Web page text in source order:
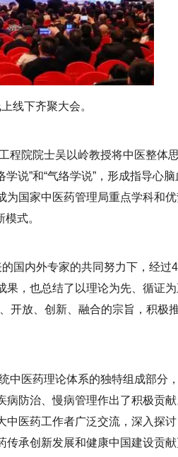
线下齐聚大会。
程院院士吴以岭教授将中医整体
说”和“气络学说”，形成指导心脑
国家中医药管理局重点学科和优
式。
国内外专家的共同努力下，经过
，也总结了以理论为先、循证
开放、创新、融合的宗旨，积极
中医药理论体系的独特组成部分
病防治、慢病管理作出了积极贡
中医药工作者广泛交流，深入探
承创新发展和健康中国建设贡献